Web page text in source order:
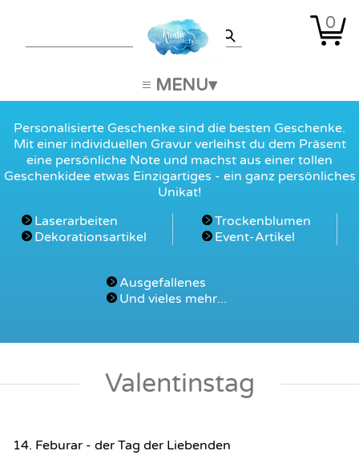
0
≡ MENU
Personalisierte Geschenke sind die besten Geschenke.
Mit einer individuellen Gravur verleihst du dem Präsent
eine persönliche Note und machst aus einer tollen
Geschenkidee etwas Einzigartiges - ein ganz persönliches
Unikat!
Laserarbeiten
Dekorationsartikel
Trockenblumen
Event-Artikel
Ausgefallenes
Und vieles mehr...
Valentinstag
14. Feburar - der Tag der Liebenden